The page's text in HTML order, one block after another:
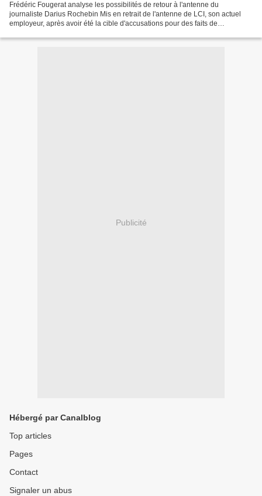
Frédéric Fougerat analyse les possibilités de retour à l'antenne du
journaliste Darius Rochebin Mis en retrait de l'antenne de LCI, son actuel
employeur, après avoir été la cible d'accusations pour des faits de
Publicité
Hébergé par Canalblog
Top articles
Pages
Contact
Signaler un abus